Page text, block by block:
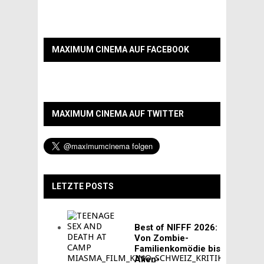
MAXIMUM CINEMA AUF FACEBOOK
MAXIMUM CINEMA AUF TWITTER
LETZTE POSTS
Best of NIFFF 2026:
Von Zombie-
Familienkomödie bis
Alien-